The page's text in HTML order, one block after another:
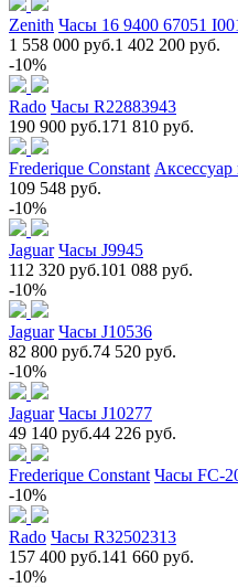
Zenith Часы 16 9400 67051
1 558 000 руб.1 402 200 руб.
-10%
Rado Часы R22883943
190 900 руб.171 810 руб.
Frederique Constant
109 548 руб.
-10%
Jaguar Часы J9945
112 320 руб.101 088 руб.
-10%
Jaguar Часы J10536
82 800 руб.74 520 руб.
-10%
Jaguar Часы J10277
49 140 руб.44 226 руб.
Frederique Constant Часы FC-
-10%
Rado Часы R32502313
157 400 руб.141 660 руб.
-10%